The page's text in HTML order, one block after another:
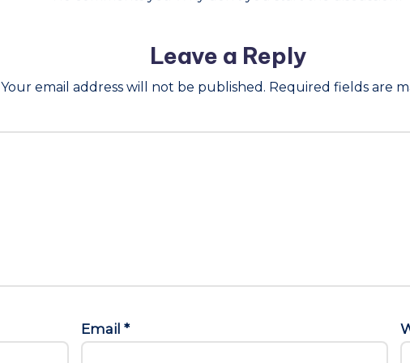
Leave a Reply
Your email address will not be published. Required fields are
Email *